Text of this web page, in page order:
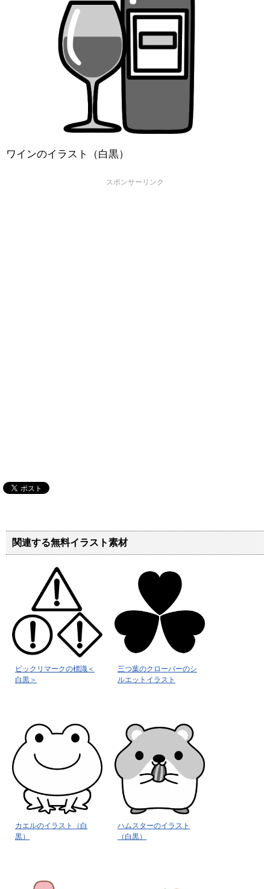
ワインのイラスト（白黒）
スポンサーリンク
関連する無料イラスト素材
ビックリマークの標識＜
白黒＞
三つ葉のクローバーのシ
ルエットイラスト
カエルのイラスト（白
黒）
ハムスターのイラスト
（白黒）